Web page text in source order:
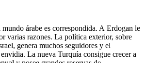
árabe es correspondida. A Erdogan le
varias razones. La política exterior, sobre
genera muchos seguidores y el
La nueva Turquía consigue crecer a